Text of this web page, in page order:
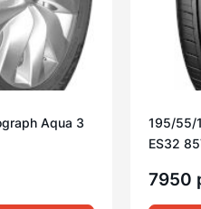
Aqua 3
195/55/
ES32
7950